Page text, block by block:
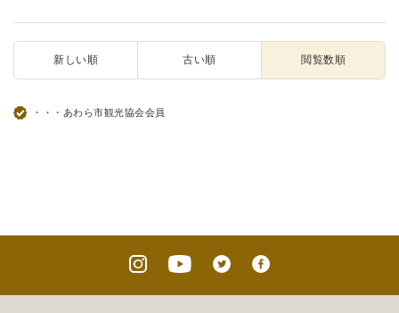
新しい順 古い順 閲覧数順
・・・あわら市観光協会会員